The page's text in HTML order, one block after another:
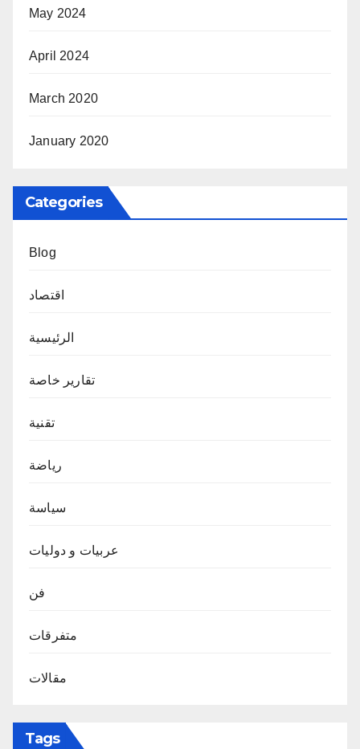
May 2024
April 2024
March 2020
January 2020
Categories
Blog
اقتصاد
الرئيسية
تقارير خاصة
تقنية
رياضة
سياسة
عربيات و دوليات
فن
متفرقات
مقالات
Tags